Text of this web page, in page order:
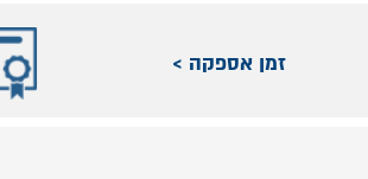
זמן אספקה >